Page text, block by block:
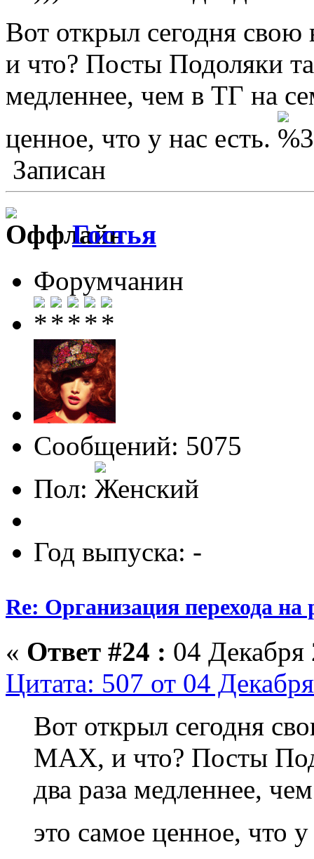
Вот открыл сегодня
и что? Посты Подоляки
медленнее, чем в ТГ на
ценное, что у нас есть.
Записан
Гостья
Форумчанин
Сообщений: 5075
Пол:
Год выпуска: -
Re: Организация перехода на
« Ответ #24 : 04
Цитата: 507 от 04
Вот открыл сегодня
МАХ, и что? Посты
два раза медленнее,
это самое ценное, что